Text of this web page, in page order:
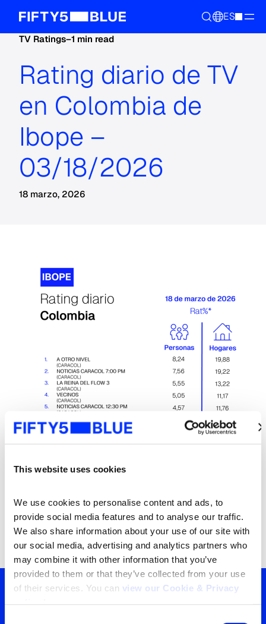
This website uses cookies
We use cookies to personalise content and ads, to
provide social media features and to analyse our traffic.
We also share information about your use of our site with
our social media, advertising and analytics partners who
may combine it with other information that you’ve
provided to them or that they’ve collected from your use
of their services. You can view our Cookie & Privacy
ES
TV Ratings–1 min read
Rating diario de TV
en Colombia de
Ibope –
03/18/2026
18 marzo, 2026